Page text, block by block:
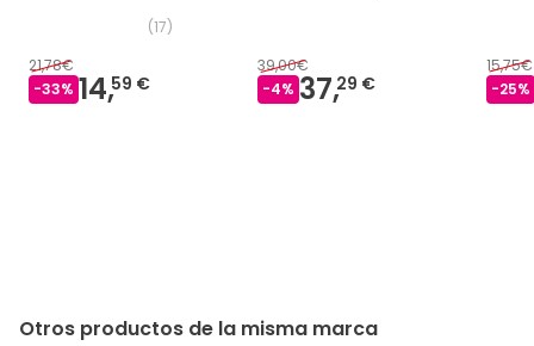
(17)
21,78€
-33% 14,59 €
39,00€
-4% 37,29 €
15,75€
-25%
Otros productos de la misma marca